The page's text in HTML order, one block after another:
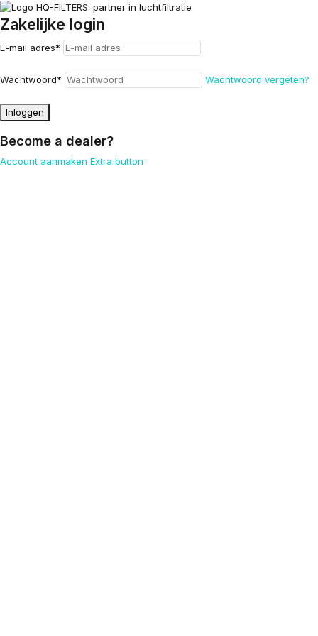
Zakelijke login
E-mail adres*
Wachtwoord* Wachtwoord vergeten?
Inloggen
Become a dealer?
Account aanmaken Extra button